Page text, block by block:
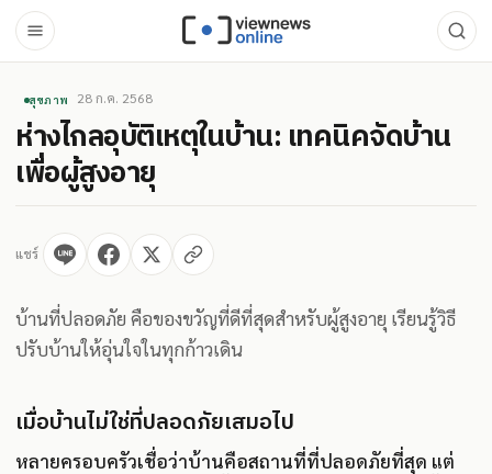
สุขภาพ 28 ก.ค. 2568
ห่างไกลอุบัติเหตุในบ้าน: เทคนิคจัดบ้าน
เพื่อผู้สูงอายุ
แชร์
บ้านที่ปลอดภัย คือของขวัญที่ดีที่สุดสำหรับผู้สูงอายุ เรียนรู้วิธี
ปรับบ้านให้อุ่นใจในทุกก้าวเดิน
เมื่อบ้านไม่ใช่ที่ปลอดภัยเสมอไป
หลายครอบครัวเชื่อว่าบ้านคือสถานที่ที่ปลอดภัยที่สุด แต่